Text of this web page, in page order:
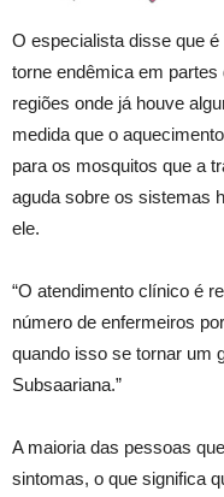
O especialista disse que é
torne endêmica em
regiões onde já houve
medida que o
para os mosquitos que a
aguda sobre os sistemas
ele.
“O atendimento clínico é
número de enfermeiros
quando isso se tornar um
Subsaariana.”
A maioria das pessoas
sintomas, o que significa